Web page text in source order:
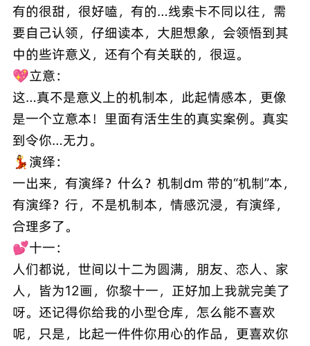
有的很甜，很好嗑，有的…线索卡不同以往，需
要自己认领，仔细读本，大胆想象，会领悟到其
中的些许意义，还有个有关联的，很逗。
💖立意：
这…真不是意义上的机制本，此起情感本，更像
是一个立意本！里面有活生生的真实案例。真实
到令你…无力。
💃演绎：
一出来，有演绎？什么？机制dm 带的“机制”本，
有演绎？行，不是机制本，情感沉浸，有演绎，
合理多了。
💕十一：
人们都说，世间以十二为圆满，朋友、恋人、家
人，皆为12画，你黎十一，正好加上我就完美了
呀。还记得你给我的小型仓库，怎么能不喜欢
呢，只是，比起一件件你用心的作品，更喜欢你